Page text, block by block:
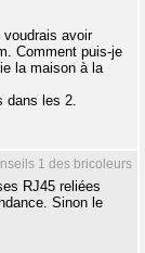
avoir
Comment puis-je
la maison à la
dans les 2.
1 des bricoleurs
RJ45 reliées
Sinon le